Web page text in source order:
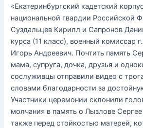
«Екатеринбургский кадетский
национальной гвардии Российской
Суздальцев Кирилл и Сапронов
курса (11 класс), военный комиссар
Игорь Андреевич. Почтить память
мама, супруга, дочка, друзья и
сослуживцы отправили видео с
словами благодарности за
Участники церемонии склонили
молчания в память о Лызлове
также перед стойкостью матерей,